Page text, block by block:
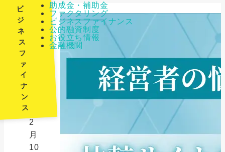
助成金・補助金
ファクタリング
ビジネスファイナンス
公的融資制度
お役立ち情報
金融機関
ビ
ジ
ネ
ス
フ
ァ
イ
ナ
ン
ス
2
月
10